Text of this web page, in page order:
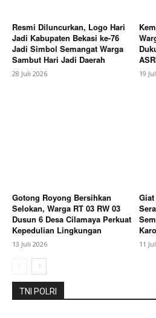
Company
Contact us
Subscription Plans
Resmi Diluncurkan, Logo Hari
Jadi Kabupaten Bekasi ke-76
Jadi Simbol Semangat Warga
Sambut Hari Jadi Daerah
28 Juli 2026 19
Gotong Royong Bersihkan
Selokan, Warga RT 03 RW 03
Dusun 6 Desa Cilamaya Perkuat
Kepedulian Lingkungan
13 Juli 2026
Karo
11
TNI POLRI